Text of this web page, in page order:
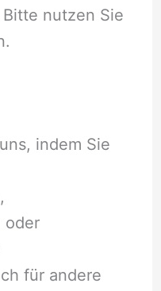
nutzen Sie
indem Sie
oder
für andere